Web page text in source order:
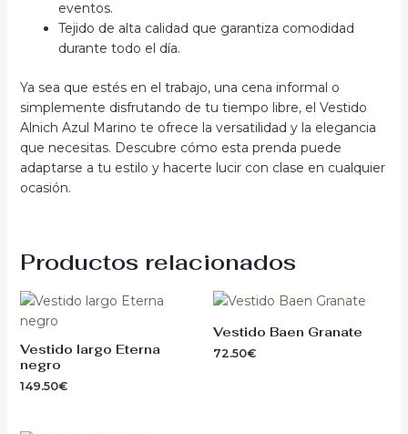
eventos.
Tejido de alta calidad que garantiza comodidad
durante todo el día.
Ya sea que estés en el trabajo, una cena informal o
simplemente disfrutando de tu tiempo libre, el Vestido
Alnich Azul Marino te ofrece la versatilidad y la elegancia
que necesitas. Descubre cómo esta prenda puede
adaptarse a tu estilo y hacerte lucir con clase en cualquier
ocasión.
Productos relacionados
Vestido largo Eterna
negro
149.50€
Vestido Baen Granate
72.50€